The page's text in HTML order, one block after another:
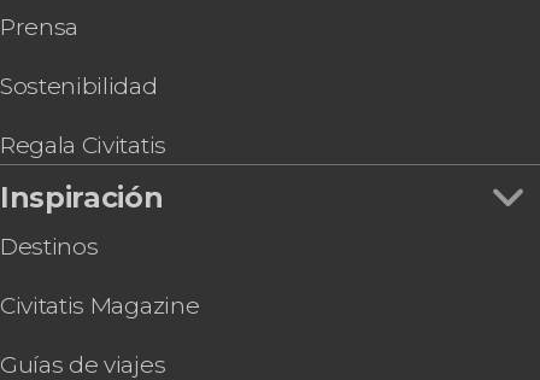
Prensa
Sostenibilidad
Regala Civitatis
Inspiración
Destinos
Civitatis Magazine
Guías de viajes